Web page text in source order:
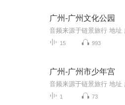
广州-广州文化公园
15 993
广州-广州市少年宫
1 73